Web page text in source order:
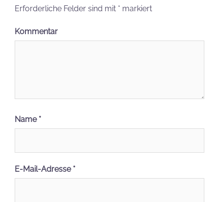
Erforderliche Felder sind mit * markiert
Kommentar
Name *
E-Mail-Adresse *